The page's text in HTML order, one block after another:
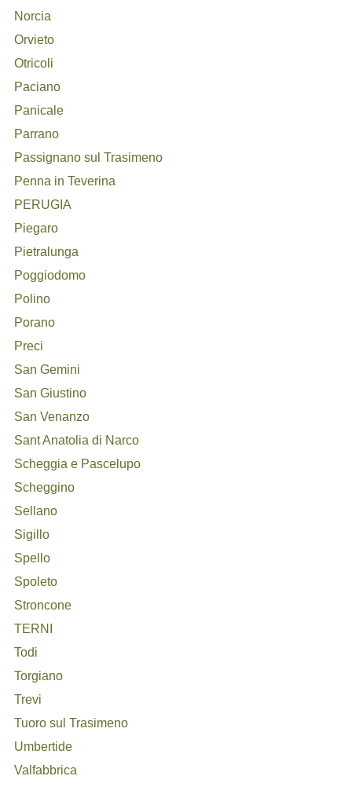
Norcia
Orvieto
Otricoli
Paciano
Panicale
Parrano
Passignano sul Trasimeno
Penna in Teverina
PERUGIA
Piegaro
Pietralunga
Poggiodomo
Polino
Porano
Preci
San Gemini
San Giustino
San Venanzo
Sant Anatolia di Narco
Scheggia e Pascelupo
Scheggino
Sellano
Sigillo
Spello
Spoleto
Stroncone
TERNI
Todi
Torgiano
Trevi
Tuoro sul Trasimeno
Umbertide
Valfabbrica